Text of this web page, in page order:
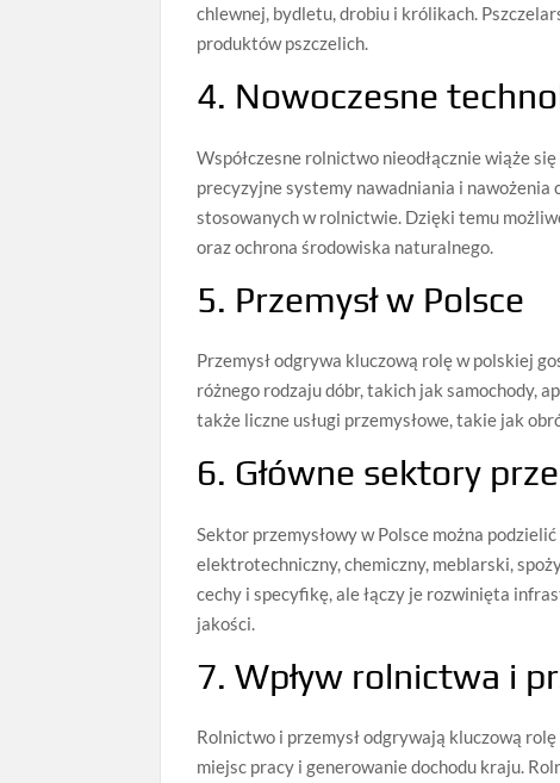
chlewnej, bydletu, drobiu i królikach.
produktów pszczelich.
4. Nowoczesne
Współczesne rolnictwo nieodłącznie wiąże
precyzyjne systemy nawadniania i
stosowanych w rolnictwie. Dzięki temu
oraz ochrona środowiska naturalnego.
5. Przemysł w Polsce
Przemysł odgrywa kluczową rolę w polskiej
różnego rodzaju dóbr, takich jak samochody,
także liczne usługi przemysłowe, takie jak
6. Główne sektory
Sektor przemysłowy w Polsce można
elektrotechniczny, chemiczny, meblarski,
cechy i specyfikę, ale łączy je rozwinięta
jakości.
7. Wpływ rolnictwa i
Rolnictwo i przemysł odgrywają kluczową
miejsc pracy i generowanie dochodu kraju.